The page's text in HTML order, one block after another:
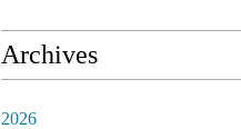
Archives
2026